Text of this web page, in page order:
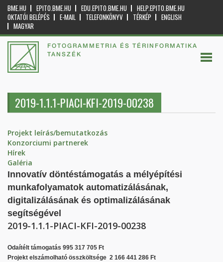
BME.HU EPITO.BME.HU EDU.EPITO.BME.HU
HELP.EPITO.BME.HU
OKTATÓI BELÉPÉS
E-MAIL TELEFONKÖNYV TÉRKÉP
ENGLISH
MAGYAR
FOTOGRAMMETRIA ÉS TÉRINFORMATIKA
TANSZÉK
2019-1.1.1-PIACI-KFI-2019-00238
Projekt leírás/bemutatkozás
Konzorciumi partnerek
Hírek
Galéria
Innovatív döntéstámogatás a mélyépítési
munkafolyamatok automatizálásának,
digitalizálásának és optimalizálásának
segítségével
2019-1.1.1-PIACI-KFI-2019-00238
Odaítélt támogatás 995 317 705 Ft
Projekt elszámolható összköltsége 2 166 441 286 Ft